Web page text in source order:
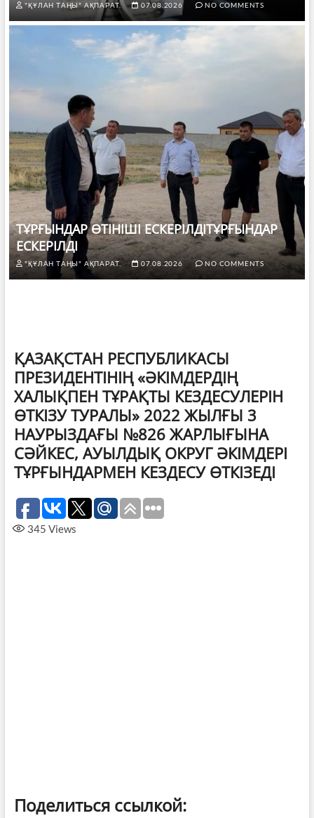
"ҚҰЛАН ТАҢЫ" АҚПАРАТ. 07.08.2026 NO COMMENTS
ТҰРҒЫНДАР ӨТІНІШІ ЕСКЕРІЛДІТҰРҒЫНДАР
ЕСКЕРІЛДІ
"ҚҰЛАН ТАҢЫ" АҚПАРАТ. 07.08.2026 NO COMMENTS
ҚАЗАҚСТАН РЕСПУБЛИКАСЫ
ПРЕЗИДЕНТІНІҢ «ӘКІМДЕРДІҢ
ХАЛЫҚПЕН ТҰРАҚТЫ КЕЗДЕСУЛЕРІН
ӨТКІЗУ ТУРАЛЫ» 2022 ЖЫЛҒЫ 3
НАУРЫЗДАҒЫ №826 ЖАРЛЫҒЫНА
СӘЙКЕС, АУЫЛДЫҚ ОКРУГ ӘКІМДЕРІ
ТҰРҒЫНДАРМЕН КЕЗДЕСУ ӨТКІЗЕДІ
345 Views
Поделиться ссылкой: